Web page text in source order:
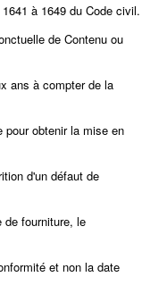
à 1649 du Code civil.
de Contenu ou
ans à compter de la
pour obtenir la mise en
d'un défaut de
de fourniture, le
et non la date